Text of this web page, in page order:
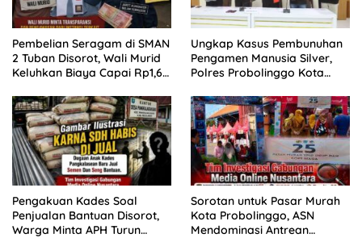
Pembelian Seragam di SMAN
2 Tuban Disorot, Wali Murid
Keluhkan Biaya Capai Rp1,6
Ungkap Kasus Pembunuhan
Pengamen Manusia Silver,
Polres Probolinggo Kota
Pengakuan Kades Soal
Penjualan Bantuan Disorot,
Warga Minta APH Turun
Sorotan untuk Pasar Murah
Kota Probolinggo, ASN
Mendominasi Antrean